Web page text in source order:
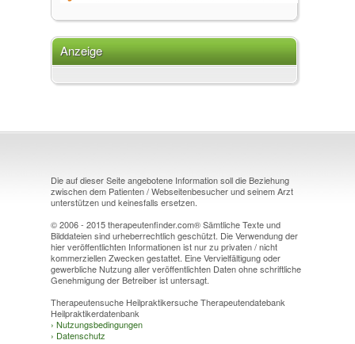
Anzeige
Die auf dieser Seite angebotene Information soll die Beziehung
zwischen dem Patienten / Webseitenbesucher und seinem Arzt
unterstützen und keinesfalls ersetzen.
© 2006 - 2015 therapeutenfinder.com® Sämtliche Texte und
Bilddateien sind urheberrechtlich geschützt. Die Verwendung der
hier veröffentlichten Informationen ist nur zu privaten / nicht
kommerziellen Zwecken gestattet. Eine Vervielfältigung oder
gewerbliche Nutzung aller veröffentlichten Daten ohne schriftliche
Genehmigung der Betreiber ist untersagt.
Therapeutensuche Heilpraktikersuche Therapeutendatebank
Heilpraktikerdatenbank
› Nutzungsbedingungen
› Datenschutz